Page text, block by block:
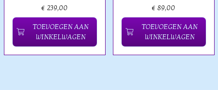
€ 239,00
TOEVOEGEN AAN
WINKELWAGEN
€ 89,00
TOEVOEGEN AAN
WINKELWAGEN